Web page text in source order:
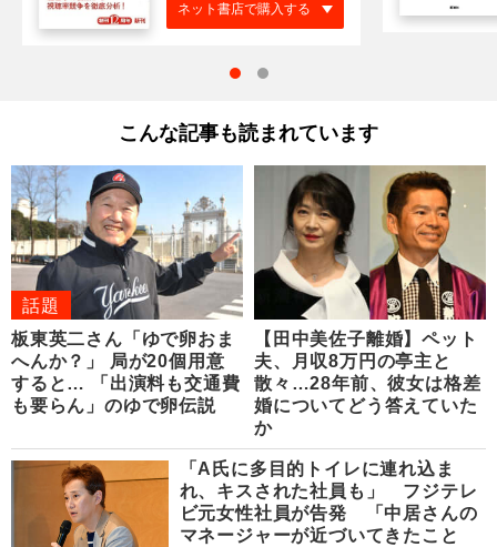
ネット書店で購入する
こんな記事も読まれています
話題
板東英二さん「ゆで卵おま
へんか？」 局が20個用意
すると… 「出演料も交通費
も要らん」のゆで卵伝説
【田中美佐子離婚】ペット
夫、月収8万円の亭主と
散々…28年前、彼女は格差
婚についてどう答えていた
か
「A氏に多目的トイレに連れ込ま
れ、キスされた社員も」 フジテレ
ビ元女性社員が告発 「中居さんの
マネージャーが近づいてきたこと